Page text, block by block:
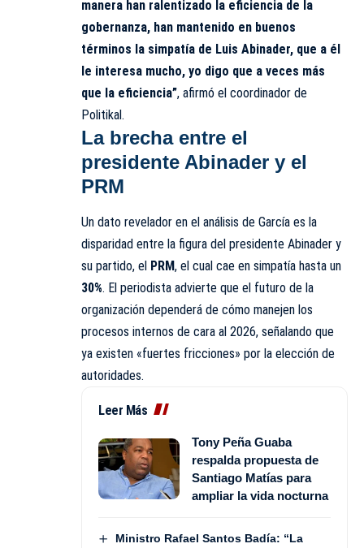
manera han ralentizado la eficiencia de la
gobernanza, han mantenido en buenos
términos la simpatía de Luis Abinader, que a él
le interesa mucho, yo digo que a veces más
que la eficiencia”, afirmó el coordinador de
Politikal.
La brecha entre el
presidente Abinader y el
PRM
Un dato revelador en el análisis de García es la
disparidad entre la figura del presidente Abinader y
su partido, el PRM, el cual cae en simpatía hasta un
30%. El periodista advierte que el futuro de la
organización dependerá de cómo manejen los
procesos internos de cara al 2026, señalando que
ya existen «fuertes fricciones» por la elección de
autoridades.
Leer Más
Tony Peña Guaba
respalda propuesta de
Santiago Matías para
ampliar la vida nocturna
Ministro Rafael Santos Badía: “La